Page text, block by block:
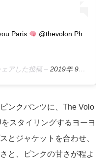
Paris
@thevolon Ph
アした投稿 –2019年 9月月27日午後11時25分PDT
ンクパンツに、The Volo
スタイリングするヨーヨ
とジャケットを合わせ、
と、ピンクの甘さが程よ